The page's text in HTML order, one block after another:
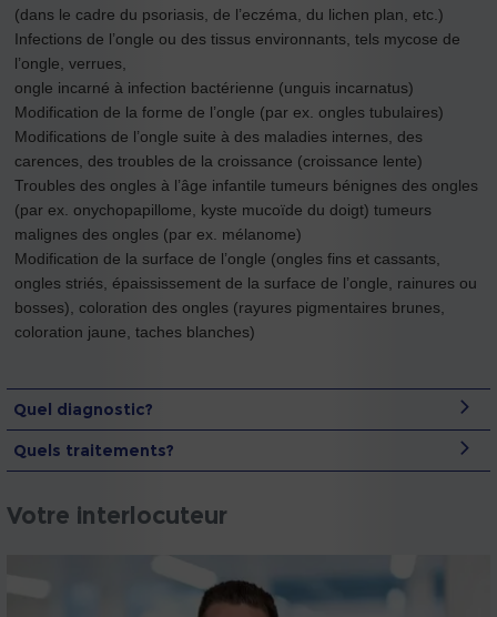
(dans le cadre du psoriasis, de l’eczéma, du lichen plan, etc.)
Infections de l’ongle ou des tissus environnants, tels mycose de
l’ongle, verrues,
ongle incarné à infection bactérienne (unguis incarnatus)
Modification de la forme de l’ongle (par ex. ongles tubulaires)
Modifications de l’ongle suite à des maladies internes, des
carences, des troubles de la croissance (croissance lente)
Troubles des ongles à l’âge infantile tumeurs bénignes des ongles
(par ex. onychopapillome, kyste mucoïde du doigt) tumeurs
malignes des ongles (par ex. mélanome)
Modification de la surface de l’ongle (ongles fins et cassants,
ongles striés, épaississement de la surface de l’ongle, rainures ou
bosses), coloration des ongles (rayures pigmentaires brunes,
coloration jaune, taches blanches)
Quel diagnostic?
Quels traitements?
Votre interlocuteur